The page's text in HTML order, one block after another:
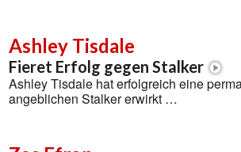
Ashley Tisdale
Fieret Erfolg gegen Stalker
Ashley Tisdale hat erfolgreich eine
angeblichen Stalker erwirkt …